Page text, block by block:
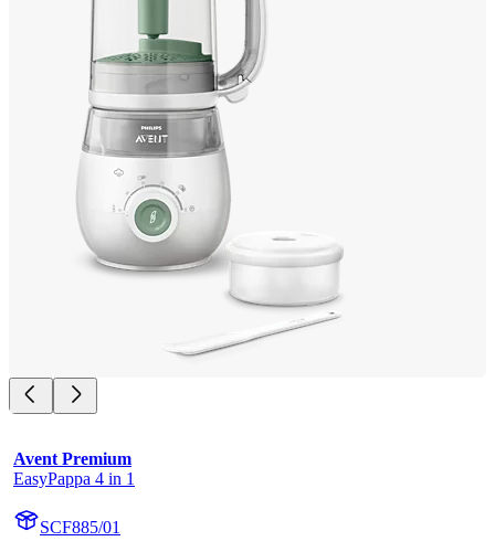
Avent Premium
EasyPappa 4 in 1
SCF885/01